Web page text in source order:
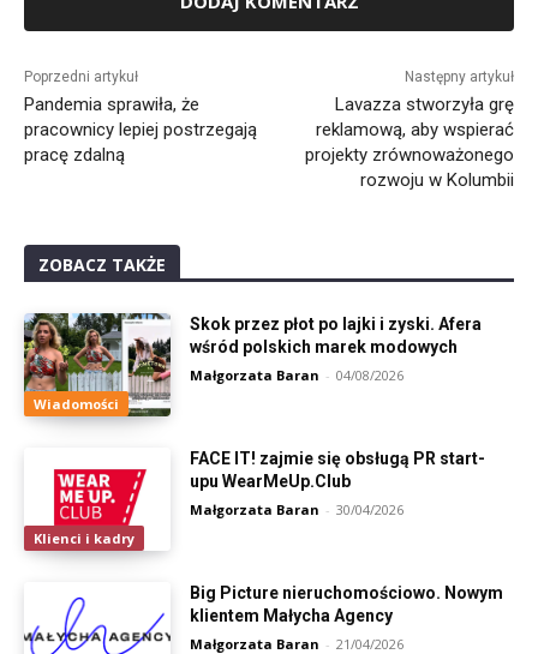
Poprzedni artykuł
Pandemia sprawiła, że
pracownicy lepiej postrzegają
pracę zdalną
Następny artykuł
Lavazza stworzyła grę
reklamową, aby wspierać
projekty zrównoważonego
rozwoju w Kolumbii
ZOBACZ TAKŻE
Wiadomości
Skok przez płot po lajki i zyski. Afera
wśród polskich marek modowych
Małgorzata Baran - 04/08/2026
Klienci i kadry
FACE IT! zajmie się obsługą PR start-
upu WearMeUp.Club
Małgorzata Baran - 30/04/2026
Big Picture nieruchomościowo. Nowym
klientem Małycha Agency
Małgorzata Baran - 21/04/2026